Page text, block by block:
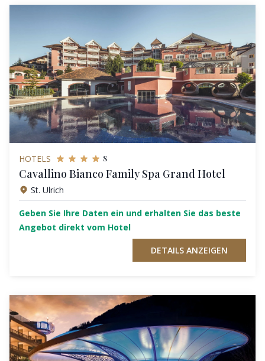
HOTELS s
Cavallino Bianco Family Spa Grand Hotel
St. Ulrich
Geben Sie Ihre Daten ein und erhalten Sie das beste
Angebot direkt vom Hotel
DETAILS ANZEIGEN